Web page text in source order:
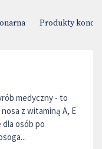
Produkty
medyczny - to
z witaminą A, E
osób po